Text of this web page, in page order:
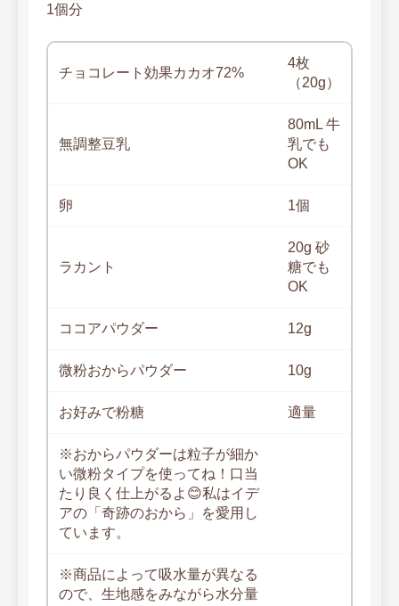
1個分
チョコレート効果カカオ72%
4枚
（20g）
無調整豆乳
80mL 牛
乳でも
OK
卵 1個
ラカント
20g 砂
糖でも
OK
ココアパウダー 12g
微粉おからパウダー 10g
お好みで粉糖 適量
※​おからパウダーは粒子が細か
い微粉タイプを使ってね！口当
たり良く仕上がるよ😊私はイデ
アの「奇跡のおから」を愛用し
ています。
※商品によって吸水量が異なる
ので、生地感をみながら水分量